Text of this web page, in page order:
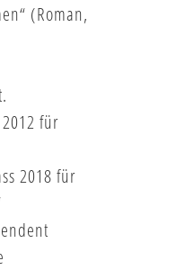
(Roman,
für
2018 für